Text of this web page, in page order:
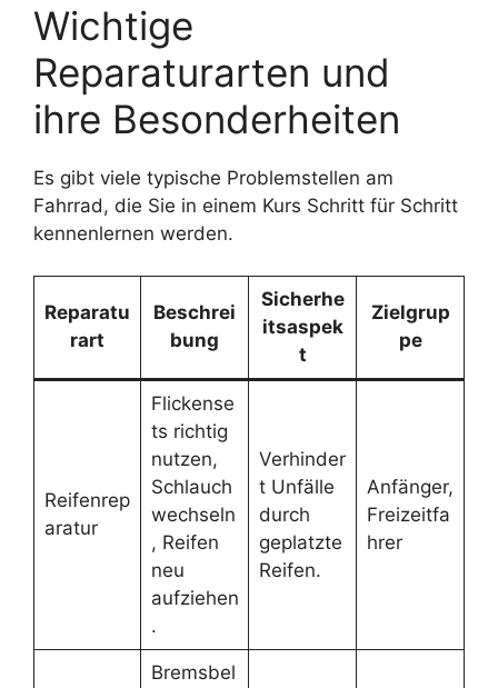
Wichtige
Reparaturarten und
ihre Besonderheiten
Es gibt viele typische Problemstellen am
Fahrrad, die Sie in einem Kurs Schritt für Schritt
kennenlernen werden.
Reparatu
rart
Beschrei
bung
Sicherhe
itsaspek
t
Zielgrup
pe
Reifenrep
aratur
Flickense
ts richtig
nutzen,
Schlauch
wechseln
, Reifen
neu
aufziehen
.
Verhinder
t Unfälle
durch
geplatzte
Reifen.
Anfänger,
Freizeitfa
hrer
Bremsbel